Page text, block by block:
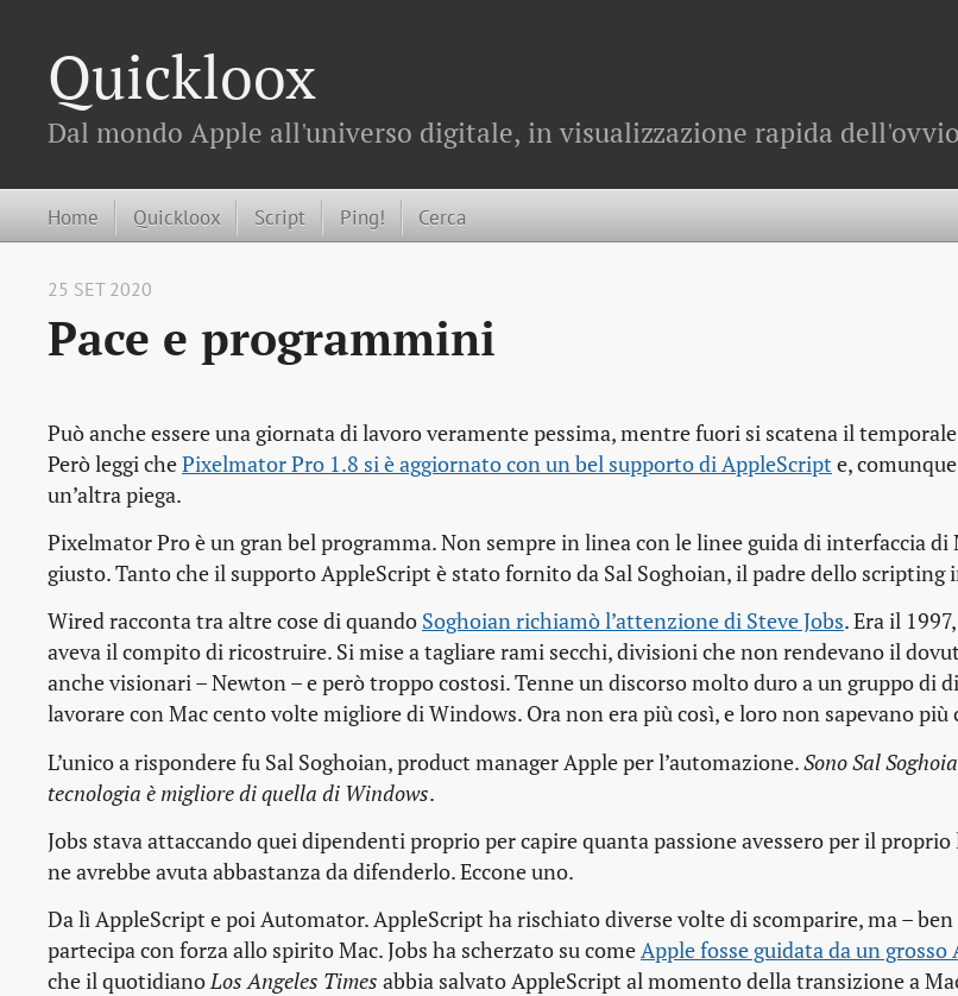
Quickloox
Dal mondo Apple all'universo digitale, in visualizzazione rapida dell'ovvio
Home Quickloox Script Ping! Cerca
25 SET 2020
Pace e programmini
Può anche essere una giornata di lavoro veramente pessima, mentre fuori si scatena il
Però leggi chePixelmator Pro 1.8 si è aggiornato con un bel supporto di AppleScripte,
un’altra piega.
Pixelmator Pro è un gran bel programma. Non sempre in linea con le linee guida di interfaccia di
giusto. Tanto che il supporto AppleScript è stato fornito da Sal Soghoian, il padre dello scripting
Wired racconta tra altre cose di quando Soghoian richiamò l’attenzione di Steve Jobs. Era il
aveva il compito di ricostruire. Si mise a tagliare rami secchi, divisioni che non rendevano il
anche visionari – Newton – e però troppo costosi. Tenne un discorso molto duro a un gruppo di
lavorare con Mac cento volte migliore di Windows. Ora non era più così, e loro non sapevano più
L’unico a rispondere fu Sal Soghoian, product manager Apple per l’automazione.Sono Sal
tecnologia è migliore di quella di Windows.
Jobs stava attaccando quei dipendenti proprio per capire quanta passione avessero per il proprio
ne avrebbe avuta abbastanza da difenderlo. Eccone uno.
Da lì AppleScript e poi Automator. AppleScript ha rischiato diverse volte di scomparire, ma –
partecipa con forza allo spirito Mac. Jobs ha scherzato su comeApple fosse guidata da un grosso
che il quotidianoLos Angeles Times abbia salvato AppleScript al momento della transizione a